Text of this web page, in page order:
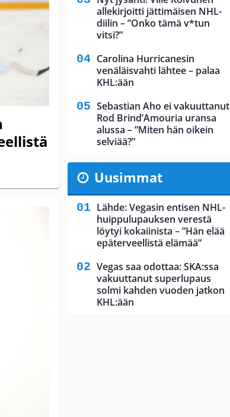
allekirjoitti jättimäisen NHL-
diilin – ”Onko tämä v*tun
vitsi?”
Carolina Hurricanesin
venäläisvahti lähtee – palaa
KHL:ään
Sebastian Aho ei vakuuttanut
Rod Brind’Amouria uransa
alussa – ”Miten hän oikein
selviää?”
Uusimmat
Lähde: Vegasin entisen NHL-
huippulupauksen verestä
löytyi kokaiinista – ”Hän elää
epäterveellistä elämää”
Vegas saa odottaa: SKA:ssa
vakuuttanut superlupaus
solmi kahden vuoden jatkon
KHL:ään